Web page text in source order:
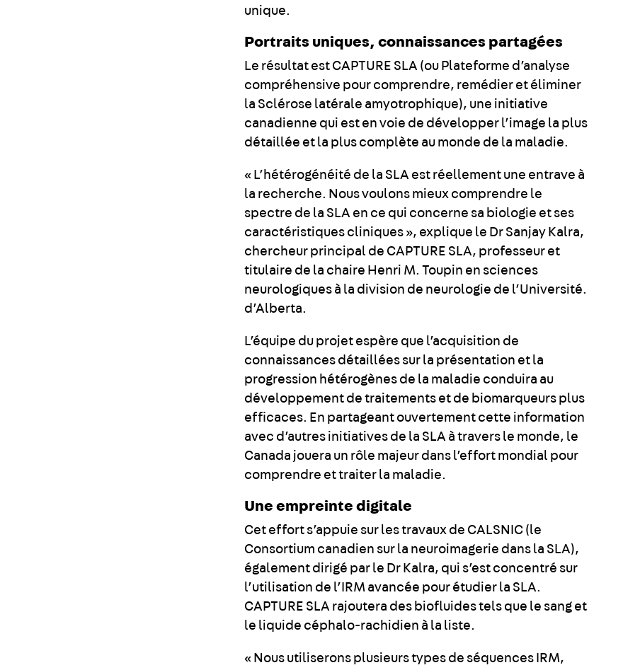
unique.
Portraits uniques, connaissances partagées
Le résultat est CAPTURE SLA (ou Plateforme d’analyse
compréhensive pour comprendre, remédier et éliminer
la Sclérose latérale amyotrophique), une initiative
canadienne qui est en voie de développer l’image la plus
détaillée et la plus complète au monde de la maladie.
« L’hétérogénéité de la SLA est réellement une entrave à
la recherche. Nous voulons mieux comprendre le
spectre de la SLA en ce qui concerne sa biologie et ses
caractéristiques cliniques », explique le Dr Sanjay Kalra,
chercheur principal de CAPTURE SLA, professeur et
titulaire de la chaire Henri M. Toupin en sciences
neurologiques à la division de neurologie de l’Université.
d’Alberta.
L’équipe du projet espère que l’acquisition de
connaissances détaillées sur la présentation et la
progression hétérogènes de la maladie conduira au
développement de traitements et de biomarqueurs plus
efficaces. En partageant ouvertement cette information
avec d’autres initiatives de la SLA à travers le monde, le
Canada jouera un rôle majeur dans l’effort mondial pour
comprendre et traiter la maladie.
Une empreinte digitale
Cet effort s’appuie sur les travaux de CALSNIC (le
Consortium canadien sur la neuroimagerie dans la SLA),
également dirigé par le Dr Kalra, qui s’est concentré sur
l’utilisation de l’IRM avancée pour étudier la SLA.
CAPTURE SLA rajoutera des biofluides tels que le sang et
le liquide céphalo-rachidien à la liste.
« Nous utiliserons plusieurs types de séquences IRM,